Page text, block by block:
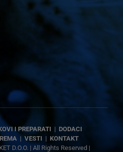
I PREPARATI | DODACI
| VESTI | KONTAKT
D.O.O. | All Rights Reserved |